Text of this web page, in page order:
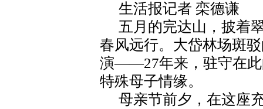
生活报记者 栾德谦
五月的完达山，披着
春风远行。大岱林场斑
演——27年来，驻守在此
特殊母子情缘。
母亲节前夕，在这座